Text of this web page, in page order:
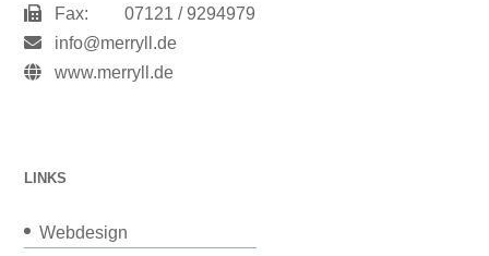
Fax:
07121 / 9294979
info@merryll.de
www.merryll.de
LINKS
Webdesign